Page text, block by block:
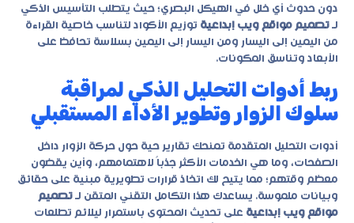
دون حدوث أي خلل في الهيكل البصري؛ حيث يتطلب التأسيس الذكي
لـ تصميم مواقع ويب إبداعية توزيع الأكواد لتناسب خاصية القراءة
من اليمين إلى اليسار ومن اليسار إلى اليمين بسلاسة تحافظ على
الأبعاد وتناسق المكونات.
ربط أدوات التحليل الذكي لمراقبة
سلوك الزوار وتطوير الأداء المستقبلي
أدوات التحليل المتقدمة تمنحك تقارير حية حول حركة الزوار داخل
الصفحات، وما هي الخدمات الأكثر جذباً لاهتمامهم، وأين يقضون
معظم وقتهم؛ مما يتيح لك اتخاذ قرارات تطويرية مبنية على حقائق
وبيانات ملموسة. يساعدك هذا التكامل التقني المتقن لـ تصميم
مواقع ويب إبداعية على تحديث المحتوى باستمرار ليلائم تطلعات